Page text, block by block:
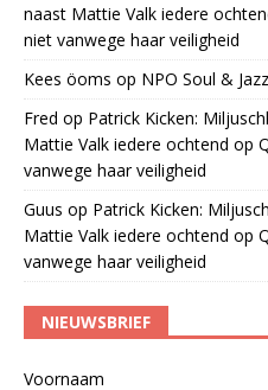
naast Mattie Valk iedere
niet vanwege haar veiligheid
Kees öoms op NPO Soul &
Fred op Patrick Kicken:
Mattie Valk iedere ochtend op
vanwege haar veiligheid
Guus op Patrick Kicken:
Mattie Valk iedere ochtend op
vanwege haar veiligheid
NIEUWSBRIEF
Voornaam